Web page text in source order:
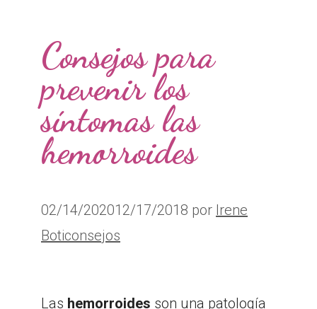
Consejos para
prevenir los
síntomas las
hemorroides
02/14/202012/17/2018 por Irene
Boticonsejos
Las hemorroides son una patología